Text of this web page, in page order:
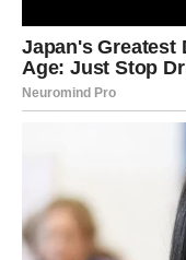
Najveća promjena
Tokom naredne
energije, motivacije
Konačno ćete imati
poželite.
Strahovi,